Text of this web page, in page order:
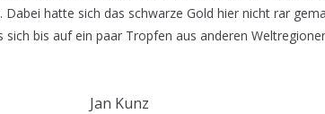
hatte sich das schwarze Gold hier nicht rar
bis auf ein paar Tropfen aus anderen
Jan Kunz